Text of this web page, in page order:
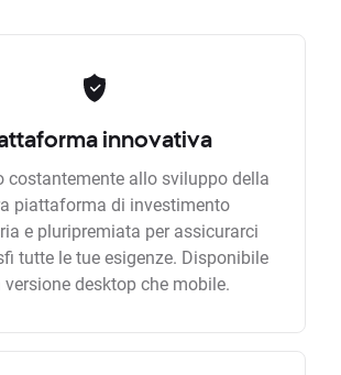
innovativa
costantemente allo sviluppo della
piattaforma di investimento
e pluripremiata per assicurarci
tutte le tue esigenze. Disponibile
versione desktop che mobile.